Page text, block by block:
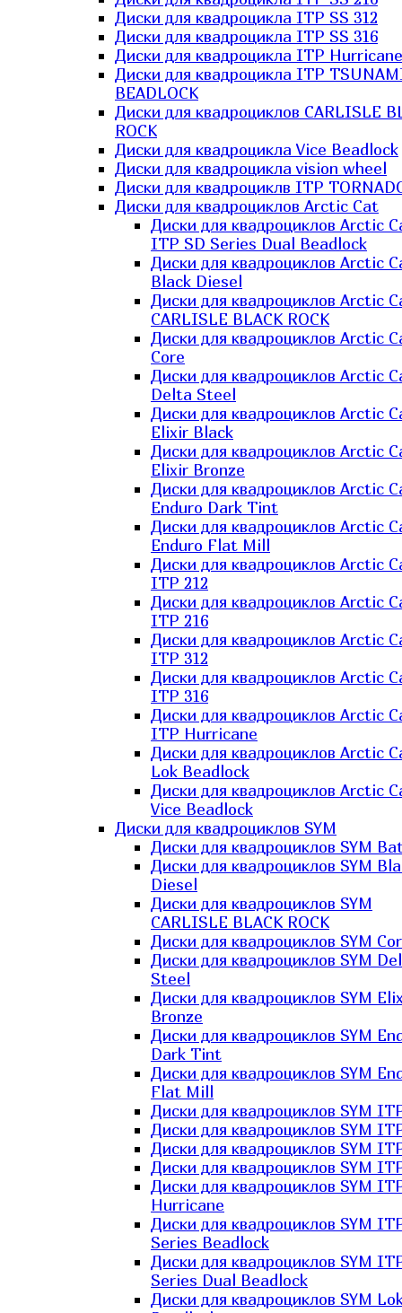
Диски для квадроцикла ITP SS 312
Диски для квадроцикла ITP SS 316
Диски для квадроцикла ITP Hurricane
Диски для квадроцикла ITP
BEADLOCK
Диски для квадроциклов CARLISLE
ROCK
Диски для квадроцикла Vice Beadlock
Диски для квадроцикла vision wheel
Диски для квадроциклв ITP
Диски для квадроциклов Arctic Cat
Диски для квадроциклов Arctic
ITP SD Series Dual Beadlock
Диски для квадроциклов Arctic
Black Diesel
Диски для квадроциклов Arctic
CARLISLE BLACK ROCK
Диски для квадроциклов Arctic
Core
Диски для квадроциклов Arctic
Delta Steel
Диски для квадроциклов Arctic
Elixir Black
Диски для квадроциклов Arctic
Elixir Bronze
Диски для квадроциклов Arctic
Enduro Dark Tint
Диски для квадроциклов Arctic
Enduro Flat Mill
Диски для квадроциклов Arctic
ITP 212
Диски для квадроциклов Arctic
ITP 216
Диски для квадроциклов Arctic
ITP 312
Диски для квадроциклов Arctic
ITP 316
Диски для квадроциклов Arctic
ITP Hurricane
Диски для квадроциклов Arctic
Lok Beadlock
Диски для квадроциклов Arctic
Vice Beadlock
Диски для квадроциклов SYM
Диски для квадроциклов SYM
Диски для квадроциклов SYM
Diesel
Диски для квадроциклов SYM
CARLISLE BLACK ROCK
Диски для квадроциклов SYM
Диски для квадроциклов SYM
Steel
Диски для квадроциклов SYM
Bronze
Диски для квадроциклов SYM
Dark Tint
Диски для квадроциклов SYM
Flat Mill
Диски для квадроциклов SYM
Диски для квадроциклов SYM
Диски для квадроциклов SYM
Диски для квадроциклов SYM
Диски для квадроциклов SYM
Hurricane
Диски для квадроциклов SYM
Series Beadlock
Диски для квадроциклов SYM
Series Dual Beadlock
Диски для квадроциклов SYM